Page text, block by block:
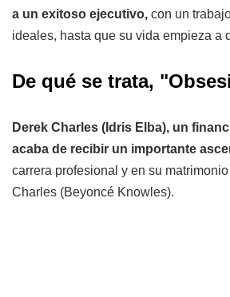
a un exitoso ejecutivo, con un
ideales, hasta que su vida empieza a
De qué se trata,
Derek Charles (Idris Elba), un
acaba de recibir un importante
carrera profesional y en su
Charles (Beyoncé Knowles).